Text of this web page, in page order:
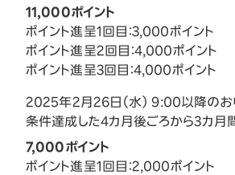
11,000ポイント
ポイント進呈1回目：3,000ポイント
ポイント進呈2回目：4,000ポイント
ポイント進呈3回目：4,000ポイント
2025年2月26日（水） 9:00以降のお
条件達成した4カ月後ごろから3カ月
7,000ポイント
ポイント進呈1回目：2,000ポイント